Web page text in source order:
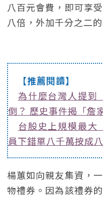
八百元會費，即可享
八倍，外加千分之二
【推薦閱讀】
為什麼台灣人提到
倒？ 歷史事件揭「詹
台股史上規模最大
員下錯單八千萬按成
楊蕙如向親友集資，
物禮券。因為該禮券